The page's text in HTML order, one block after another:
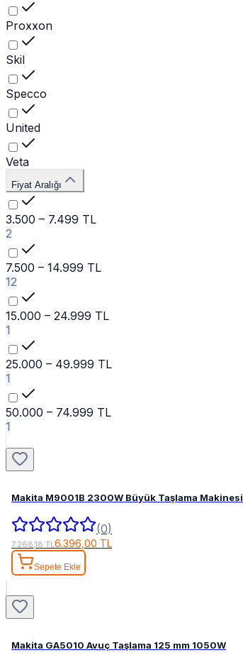
Proxxon
Skil
Specco
United
Veta
Fiyat Aralığı
3.500 – 7.499 TL
2
7.500 – 14.999 TL
12
15.000 – 24.999 TL
1
25.000 – 49.999 TL
1
50.000 – 74.999 TL
1
Makita M9001B 2300W Büyük Taşlama Makinesi
(0)
7.268,18 TL 6.396,00 TL
Sepete Ekle
Makita GA5010 Avuç Taşlama 125 mm 1050W